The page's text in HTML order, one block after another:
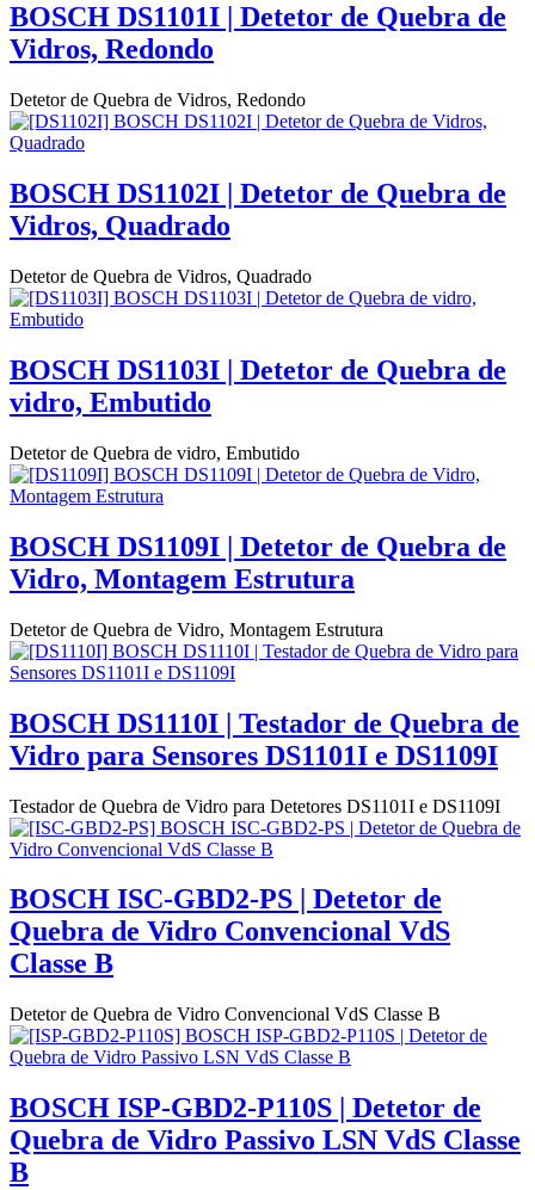
BOSCH DS1101I | Detetor de Quebra de
Vidros, Redondo
Detetor de Quebra de Vidros, Redondo
BOSCH DS1102I | Detetor de Quebra de
Vidros, Quadrado
Detetor de Quebra de Vidros, Quadrado
BOSCH DS1103I | Detetor de Quebra de
vidro, Embutido
Detetor de Quebra de vidro, Embutido
BOSCH DS1109I | Detetor de Quebra de
Vidro, Montagem Estrutura
Detetor de Quebra de Vidro, Montagem Estrutura
BOSCH DS1110I | Testador de Quebra de
Vidro para Sensores DS1101I e DS1109I
Testador de Quebra de Vidro para Detetores DS1101I e DS1109I
BOSCH ISC-GBD2-PS | Detetor de
Quebra de Vidro Convencional VdS
Classe B
Detetor de Quebra de Vidro Convencional VdS Classe B
BOSCH ISP-GBD2-P110S | Detetor de
Quebra de Vidro Passivo LSN VdS Classe
B